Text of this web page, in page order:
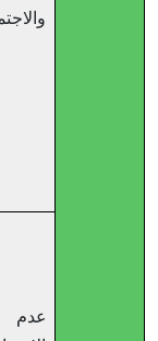
والاجتماعية